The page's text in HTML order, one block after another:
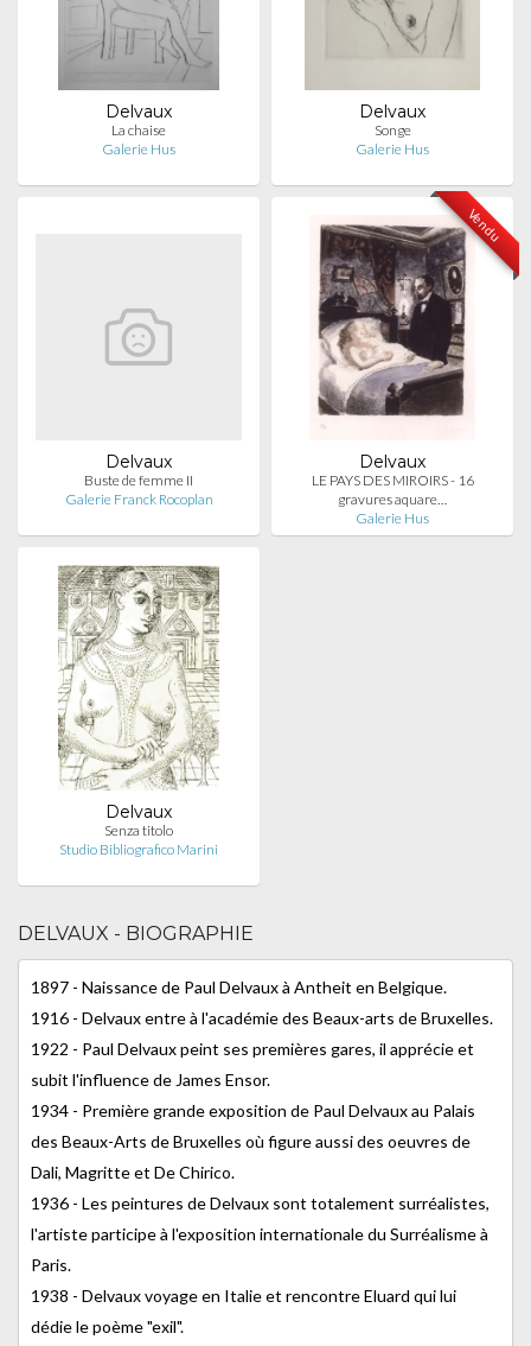
Delvaux
La chaise
Galerie Hus
Delvaux
Songe
Galerie Hus
Delvaux
Buste de femme II
Galerie Franck Rocoplan
Vendu
Delvaux
LE PAYS DES MIROIRS - 16
gravures aquare…
Galerie Hus
Delvaux
Senza titolo
Studio Bibliografico Marini
DELVAUX - BIOGRAPHIE
1897 - Naissance de Paul Delvaux à Antheit en Belgique.
1916 - Delvaux entre à l'académie des Beaux-arts de Bruxelles.
1922 - Paul Delvaux peint ses premières gares, il apprécie et
subit l'influence de James Ensor.
1934 - Première grande exposition de Paul Delvaux au Palais
des Beaux-Arts de Bruxelles où figure aussi des oeuvres de
Dali, Magritte et De Chirico.
1936 - Les peintures de Delvaux sont totalement surréalistes,
l'artiste participe à l'exposition internationale du Surréalisme à
Paris.
1938 - Delvaux voyage en Italie et rencontre Eluard qui lui
dédie le poème "exil".